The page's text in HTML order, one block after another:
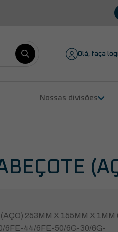
Olá, faça
Nossas divisões
253MM X 155MM X 1MM
6FE-44/6FE-50/6G-30/6G-